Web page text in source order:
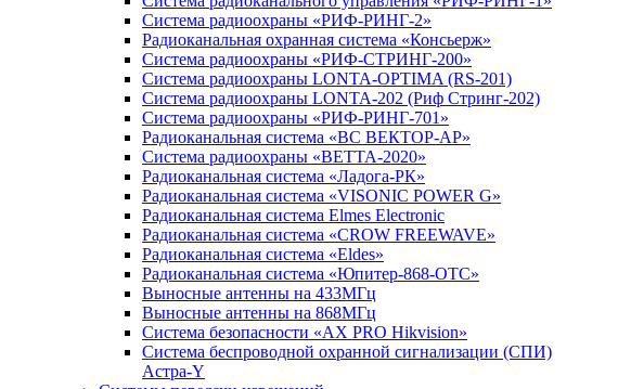
Система радиоохраны «РИФ-РИНГ-2»
Радиоканальная охранная система «Консьерж»
Система радиоохраны «РИФ-СТРИНГ-200»
Система радиоохраны LONTA-OPTIMA (RS-201)
Система радиоохраны LONTA-202 (Риф Стринг-202)
Система радиоохраны «РИФ-РИНГ-701»
Радиоканальная система «ВС ВЕКТОР-АР»
Система радиоохраны «ВЕТТА-2020»
Радиоканальная система «Ладога-РК»
Радиоканальная система «VISONIC POWER G»
Радиоканальная система Elmes Electronic
Радиоканальная система «CROW FREEWAVE»
Радиоканальная система «Eldes»
Радиоканальная система «Юпитер-868-ОТС»
Выносные антенны на 433МГц
Выносные антенны на 868МГц
Система безопасности «AX PRO Hikvision»
Система беспроводной охранной сигнализации (СПИ)
Астра-Y